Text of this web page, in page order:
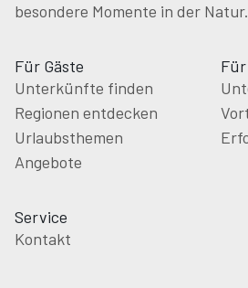
besondere Momente in der Natur.
Für Gäste
Unterkünfte finden
Regionen entdecken
Urlaubsthemen
Angebote
Service
Kontakt